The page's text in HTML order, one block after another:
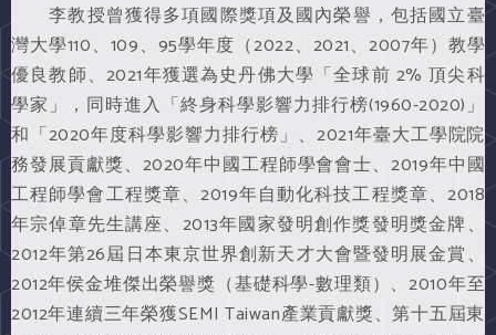
李教授曾獲得多項國際獎項及國內榮譽，包括國立臺
灣大學110、109、95學年度（2022、2021、2007年）教學
優良教師、2021年獲選為史丹佛大學「全球前 2% 頂尖科
學家」，同時進入「終身科學影響力排行榜(1960-2020)」
和「2020年度科學影響力排行榜」、2021年臺大工學院院
務發展貢獻獎、2020年中國工程師學會會士、2019年中國
工程師學會工程獎章、2019年自動化科技工程獎章、2018
年宗倬章先生講座、2013年國家發明創作獎發明獎金牌、
2012年第26屆日本東京世界創新天才大會暨發明展金賞、
2012年侯金堆傑出榮譽獎（基礎科學-數理類）、2010年至
2012年連續三年榮獲SEMI Taiwan產業貢獻獎、第十五屆東